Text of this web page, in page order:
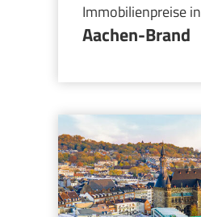
Immobilienpreise in
Aachen-Brand